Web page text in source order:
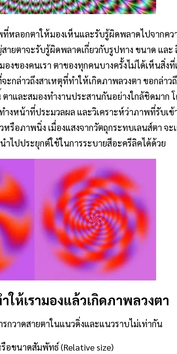
หลอกตาให้มองเห็นและรับรู้ผิดพลาดไปจากคว
ยตาจะรับรู้ผิดพลาดเกี่ยวกับรูปทาง ขนาด และ
งของคนเรา ตาของทุกคนบางครั้งไม่ได้เห็นสิ่งที่
ะกล่าวถึงสาเหตุที่ทำให้เกิดภาพลวงตา ขอกล่าว
ตาและสมองทำงานประสานกันอย่างใกล้ชิดมาก
ำงหน้าที่ประมวลผล และวิเคราะห์ว่าภาพที่รับเ
รือภาพนิ่ง เมื่องแสงจากวัตถุกระทบเลนส์ตา จ
ำไปประยุกต์ใช้ในการระบายสีอะครีลิคได้ด้วย
ให้เรามองแล้วเกิดภาพลวงตา
รกวาดสายตาในแนวดิ่งและแนวราบไม่เท่ากัน
อขนาดสัมพัทธ์ (Relative size)